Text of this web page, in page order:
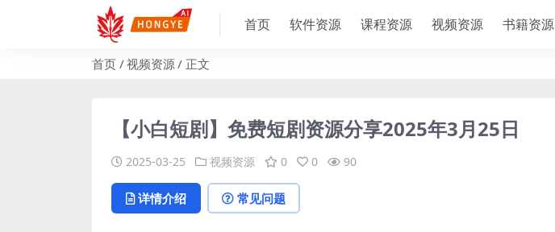
首页 软件资源 课程资源 视频资源 书籍资源
首页 视频资源 正文
【小白短剧】免费短剧资源分享2025年3月25日
2025-03-25 视频资源 0 0 90
详情介绍 常见问题